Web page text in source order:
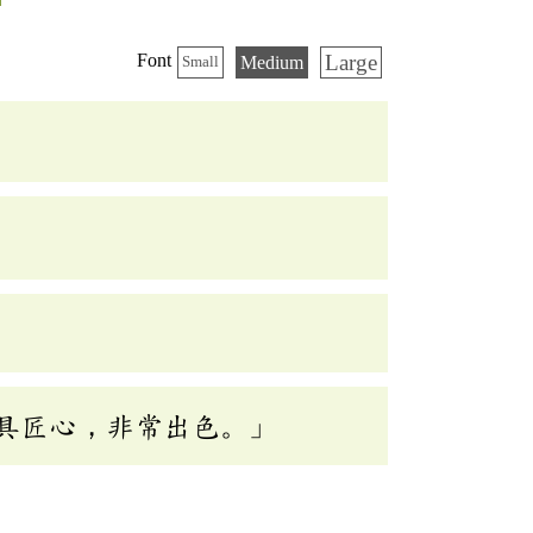
Font Small Medium Large
心，非常出色。」